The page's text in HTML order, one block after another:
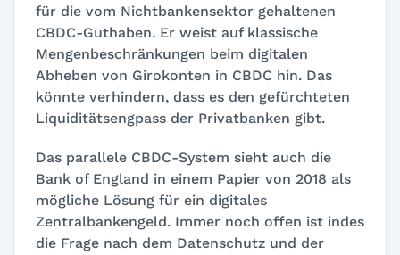
für die vom Nichtbankensektor gehaltenen
CBDC-Guthaben. Er weist auf klassische
Mengenbeschränkungen beim digitalen
Abheben von Girokonten in CBDC hin. Das
könnte verhindern, dass es den gefürchteten
Liquiditätsengpass der Privatbanken gibt.
Das parallele CBDC-System sieht auch die
Bank of England in einem Papier von 2018 als
mögliche Lösung für ein digitales
Zentralbankengeld. Immer noch offen ist indes
die Frage nach dem Datenschutz und der